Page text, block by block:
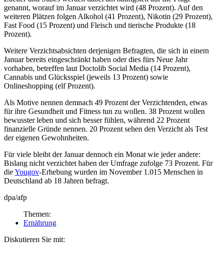
genannt, worauf im Januar verzichtet wird (48 Prozent). Auf den
weiteren Plätzen folgen Alkohol (41 Prozent), Nikotin (29 Prozent),
Fast Food (15 Prozent) und Fleisch und tierische Produkte (18
Prozent).
Weitere Verzichtsabsichten derjenigen Befragten, die sich in einem
Januar bereits eingeschränkt haben oder dies fürs Neue Jahr
vorhaben, betreffen laut Doctolib Social Media (14 Prozent),
Cannabis und Glücksspiel (jeweils 13 Prozent) sowie
Onlineshopping (elf Prozent).
Als Motive nennen demnach 49 Prozent der Verzichtenden, etwas
für ihre Gesundheit und Fitness tun zu wollen. 38 Prozent wollen
bewusster leben und sich besser fühlen, während 22 Prozent
finanzielle Gründe nennen. 20 Prozent sehen den Verzicht als Test
der eigenen Gewohnheiten.
Für viele bleibt der Januar dennoch ein Monat wie jeder andere:
Bislang nicht verzichtet haben der Umfrage zufolge 73 Prozent. Für
dieYougov-Erhebung wurden im November 1.015 Menschen in
Deutschland ab 18 Jahren befragt.
dpa/afp
Themen:
Ernährung
Diskutieren Sie mit: